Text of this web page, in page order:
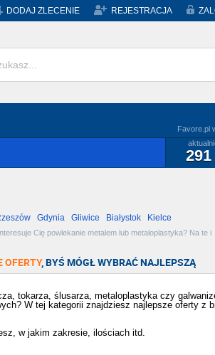
DODAJ ZLECENIE REJESTRACJA
Favore.pl
291
Gdynia Gliwice Białystok
Kielce
Cię powlekanie metalem lub metaloplastyka? Na te i
OFERTY, BYŚ MÓGŁ WYBRAĆ NAJLEPSZĄ
tokarza, ślusarza, metaloplastyka czy
W tej kategorii znajdziesz najlepsze oferty z
w jakim zakresie, ilościach itd.